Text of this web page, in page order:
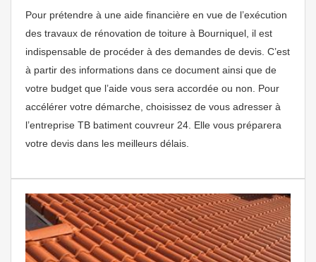
Pour prétendre à une aide financière en vue de l’exécution
des travaux de rénovation de toiture à Bourniquel, il est
indispensable de procéder à des demandes de devis. C’est
à partir des informations dans ce document ainsi que de
votre budget que l’aide vous sera accordée ou non. Pour
accélérer votre démarche, choisissez de vous adresser à
l’entreprise TB batiment couvreur 24. Elle vous préparera
votre devis dans les meilleurs délais.